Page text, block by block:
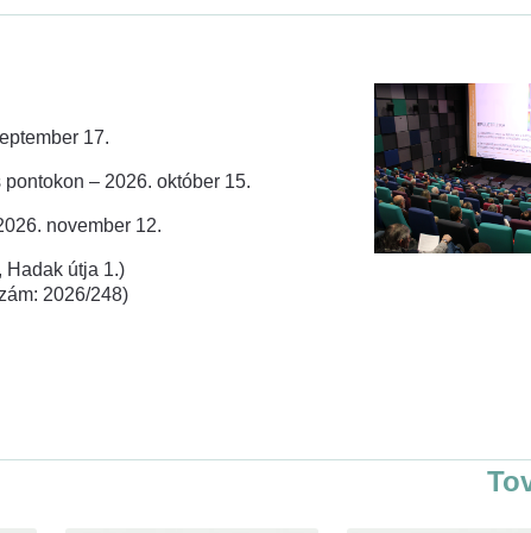
17.
– 2026. október 15.
november 12.
Hadak útja 1.)
2026/248)